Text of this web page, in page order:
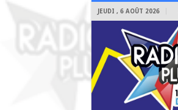
JEUDI , 6 AOÛT 2026